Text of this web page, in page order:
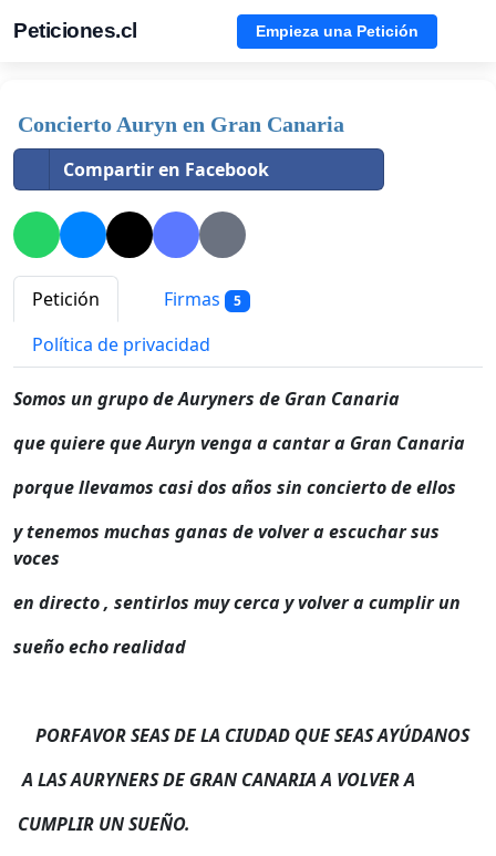
Peticiones.cl Empieza una Petición
Concierto Auryn en Gran Canaria
Compartir en Facebook
Petición Firmas 5
Política de privacidad
Somos un grupo de Auryners de Gran Canaria
que quiere que Auryn venga a cantar a Gran Canaria
porque llevamos casi dos años sin concierto de ellos
y tenemos muchas ganas de volver a escuchar sus
voces
en directo , sentirlos muy cerca y volver a cumplir un
sueño echo realidad
PORFAVOR SEAS DE LA CIUDAD QUE SEAS AYÚDANOS
A LAS AURYNERS DE GRAN CANARIA A VOLVER A
CUMPLIR UN SUEÑO.